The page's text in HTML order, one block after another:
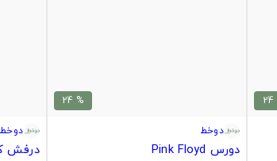
% 24
دوخط
دورس Pink Floyd
دوخط
درفش